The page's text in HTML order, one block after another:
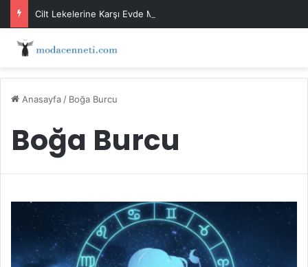
Cilt Lekelerine Karşı Evde Maske Önerileri
Anasayfa / Boğa Burcu
Boğa Burcu